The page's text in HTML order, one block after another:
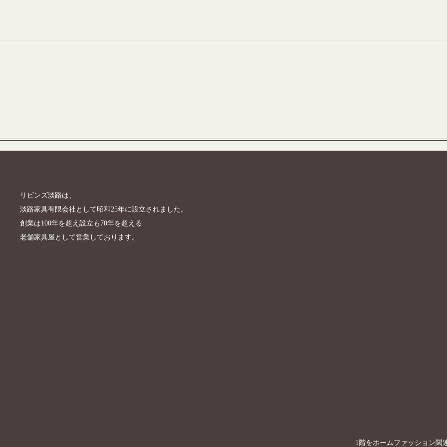
リビンズ淡路は、
淡路家具有限会社として昭和25年に設立されました。
創業は100年を超え設立も70年を超える
老舗家具屋として営業しております。
1階をホームファッション関